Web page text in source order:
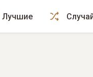
Лучшие